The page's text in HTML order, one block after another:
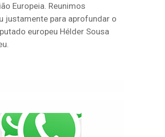
Europeia. Reunimos
justamente para aprofundar o
europeu Hélder Sousa